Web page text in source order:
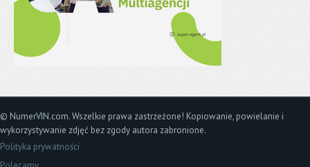
© NumerVIN.com. Wszelkie prawa zastrzeżone! Kopiowanie, powielanie i
wykorzystywanie zdjęć bez zgody autora zabronione.
Polityka prywatności